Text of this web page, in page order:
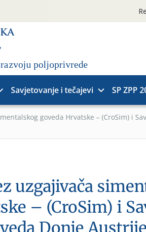
Savjetovanje i tečajevi SP ZPP
goveda Hrvatske – (CroSim) i
uzgajivača
– (CroSim) i
Donje Austrije